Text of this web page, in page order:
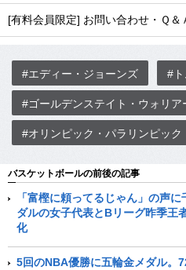
[有料会員限定] お問い合わせ・Ｑ＆
#エディー・ジョーンズ #
#ゴールデンステイト・ウォリア
#オリンピック・パラリンピック
バスケットボールの前後の記事
「富樫に頼ってるじゃん」の声
ダルの女子代表とBリーグ昨季王
化
5回のNBA優勝に五輪金メダル。